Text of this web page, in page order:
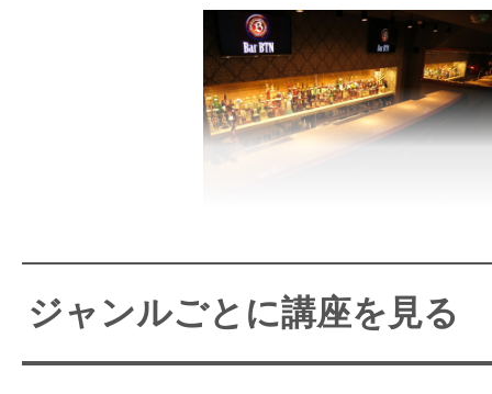
あなたの目指す未来に合わせて、
ご用意しました。
「いつかバーで働きたい」そんな
には、
自分の個性を活かせる仕事！
バーテンダーを目指して、
ジャンルごとに講座を見る